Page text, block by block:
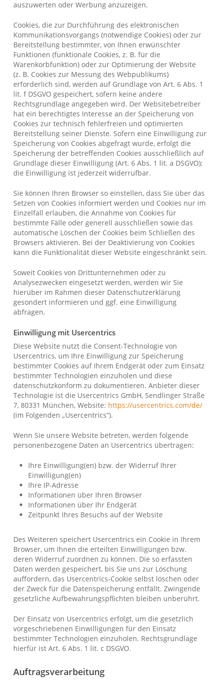
auszuwerten oder Werbung anzuzeigen.
Cookies, die zur Durchführung des elektronischen
Kommunikationsvorgangs (notwendige Cookies) oder zur
Bereitstellung bestimmter, von Ihnen erwünschter
Funktionen (funktionale Cookies, z. B. für die
Warenkorbfunktion) oder zur Optimierung der Website
(z. B. Cookies zur Messung des Webpublikums)
erforderlich sind, werden auf Grundlage von Art. 6 Abs. 1
lit. f DSGVO gespeichert, sofern keine andere
Rechtsgrundlage angegeben wird. Der Websitebetreiber
hat ein berechtigtes Interesse an der Speicherung von
Cookies zur technisch fehlerfreien und optimierten
Bereitstellung seiner Dienste. Sofern eine Einwilligung zur
Speicherung von Cookies abgefragt wurde, erfolgt die
Speicherung der betreffenden Cookies ausschließlich auf
Grundlage dieser Einwilligung (Art. 6 Abs. 1 lit. a DSGVO);
die Einwilligung ist jederzeit widerrufbar.
Sie können Ihren Browser so einstellen, dass Sie über das
Setzen von Cookies informiert werden und Cookies nur im
Einzelfall erlauben, die Annahme von Cookies für
bestimmte Fälle oder generell ausschließen sowie das
automatische Löschen der Cookies beim Schließen des
Browsers aktivieren. Bei der Deaktivierung von Cookies
kann die Funktionalität dieser Website eingeschränkt sein.
Soweit Cookies von Drittunternehmen oder zu
Analysezwecken eingesetzt werden, werden wir Sie
hierüber im Rahmen dieser Datenschutzerklärung
gesondert informieren und ggf. eine Einwilligung
abfragen.
Einwilligung mit Usercentrics
Diese Website nutzt die Consent-Technologie von
Usercentrics, um Ihre Einwilligung zur Speicherung
bestimmter Cookies auf Ihrem Endgerät oder zum Einsatz
bestimmter Technologien einzuholen und diese
datenschutzkonform zu dokumentieren. Anbieter dieser
Technologie ist die Usercentrics GmbH, Sendlinger Straße
7, 80331 München, Website: https://usercentrics.com/de/
(im Folgenden „Usercentrics“).
Wenn Sie unsere Website betreten, werden folgende
personenbezogene Daten an Usercentrics übertragen:
Ihre Einwilligung(en) bzw. der Widerruf Ihrer
Einwilligung(en)
Ihre IP-Adresse
Informationen über Ihren Browser
Informationen über Ihr Endgerät
Zeitpunkt Ihres Besuchs auf der Website
Des Weiteren speichert Usercentrics ein Cookie in Ihrem
Browser, um Ihnen die erteilten Einwilligungen bzw.
deren Widerruf zuordnen zu können. Die so erfassten
Daten werden gespeichert, bis Sie uns zur Löschung
auffordern, das Usercentrics-Cookie selbst löschen oder
der Zweck für die Datenspeicherung entfällt. Zwingende
gesetzliche Aufbewahrungspflichten bleiben unberührt.
Der Einsatz von Usercentrics erfolgt, um die gesetzlich
vorgeschriebenen Einwilligungen für den Einsatz
bestimmter Technologien einzuholen. Rechtsgrundlage
hierfür ist Art. 6 Abs. 1 lit. c DSGVO.
Auftragsverarbeitung